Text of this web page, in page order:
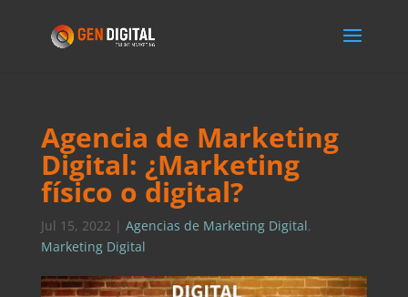
Agencia de Marketing
Digital: ¿Marketing
físico o digital?
Jul 15, 2022 | Agencias de Marketing Digital,
Marketing Digital